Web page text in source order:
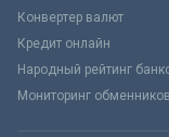
Конвертер валют
Кредит онлайн
Народный рейтинг
Мониторинг